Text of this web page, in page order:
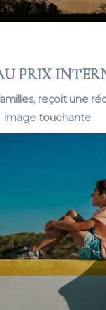
PRIX
reçoit une
image touchante